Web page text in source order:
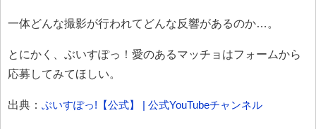
一体どんな撮影が行われてどんな反響があるのか…。
とにかく、ぶいすぽっ！愛のあるマッチョはフォームから
応募してみてほしい。
出典： ぶいすぽっ!【公式】 | 公式YouTubeチャンネル